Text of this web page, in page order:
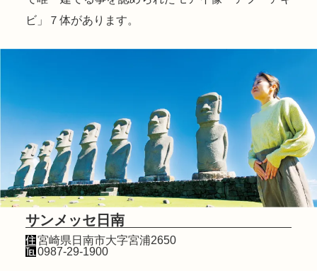
ビ」７体があります。
サンメッセ日南
宮崎県日南市大字宮浦2650
0987-29-1900